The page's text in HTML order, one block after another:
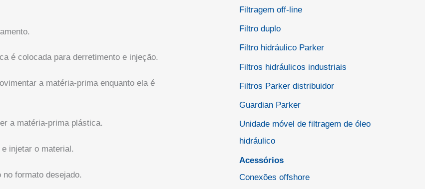
é colocada para derretimento e injeção.
a matéria-prima enquanto ela é
a matéria-prima plástica.
injetar o material.
formato desejado.
Filtragem off-line
Filtro duplo
Filtro hidráulico Parker
Filtros hidráulicos industriais
Filtros Parker distribuidor
Guardian Parker
Unidade móvel de filtragem de óleo
hidráulico
Acessórios
Conexões offshore